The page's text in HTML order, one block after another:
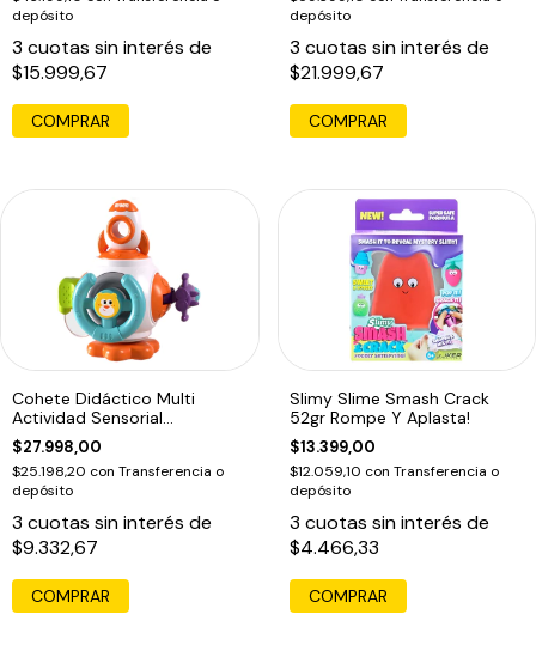
depósito
3 cuotas sin interés de
$15.999,67
COMPRAR
depósito
3 cuotas sin interés de
$21.999,67
Cohete Didáctico Multi
Actividad Sensorial
Montessori 6 En 1
$27.998,00
$25.198,20 con Transferencia o
depósito
3 cuotas sin interés de
$9.332,67
COMPRAR
Slimy Slime Smash Crack
52gr Rompe Y Aplasta!
$13.399,00
$12.059,10 con Transferencia o
depósito
3 cuotas sin interés de
$4.466,33
COMPRAR